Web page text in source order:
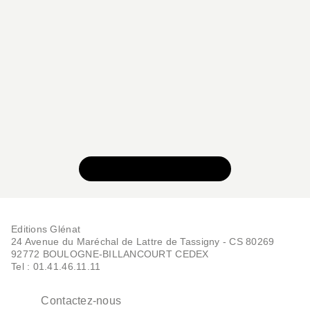
Editions Glénat
24 Avenue du Maréchal de Lattre de Tassigny - CS 80269
92772 BOULOGNE-BILLANCOURT CEDEX
Tel : 01.41.46.11.11
Contactez-nous